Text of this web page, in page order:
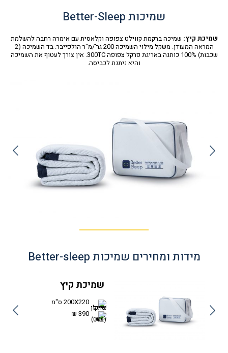
שמיכות Better-Sleep
שמיכת קיץ: שמיכה ברקמת קווילט צפופה וקלאסית עם אימרה רחבה להשלמת
המראה המעודן. משקל מילוי השמיכה 200 גר'/מ"ר הולפייבר. בד השמיכה (2
שכבות) 100% כותנה באריגת פרקל צפופה 300TC. אין צורך לעטוף את השמיכה
והיא ניתנת לכביסה.
מידות ומחירים שמיכות Better-sleep
שמיכת קיץ
200X220 ס"מ
390 ₪